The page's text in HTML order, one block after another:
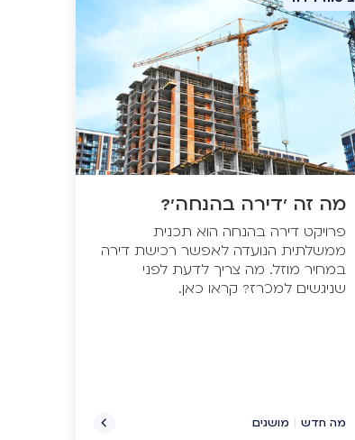
מה זה 'דירה בהנחה'?
פרויקט דירה בהנחה הוא תכנית
ממשלתית הנועדה לאפשר רכישת דירה
במחיר מוזל. מה צריך לדעת לפני
שניגשים למכרז? קראו כאן.
מה חדש | מושגים